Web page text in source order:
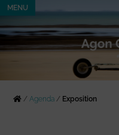
MENU
/Agenda / Exposition